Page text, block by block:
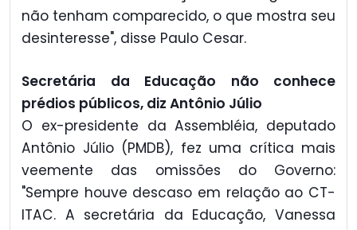
não tenham comparecido, o que mostra seu
desinteresse", disse Paulo Cesar.
Secretária da Educação não conhece
prédios públicos, diz Antônio Júlio
O ex-presidente da Assembléia, deputado
Antônio Júlio (PMDB), fez uma crítica mais
veemente das omissões do Governo:
"Sempre houve descaso em relação ao CT-
ITAC. A secretária da Educação, Vanessa